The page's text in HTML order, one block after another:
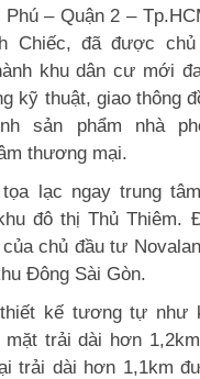
– Quận 2 –
Chiếc, đã được
khu dân cư mới
kỹ thuật, giao thông
sản phẩm nhà
thương mại.
lạc ngay trung
đô thị Thủ Thiêm.
chủ đầu tư
Đông Sài Gòn.
kế tương tự như
trải dài hơn
trải dài hơn 1,1km